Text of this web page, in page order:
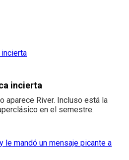
incierta
aparece River. Incluso está la
en el semestre.